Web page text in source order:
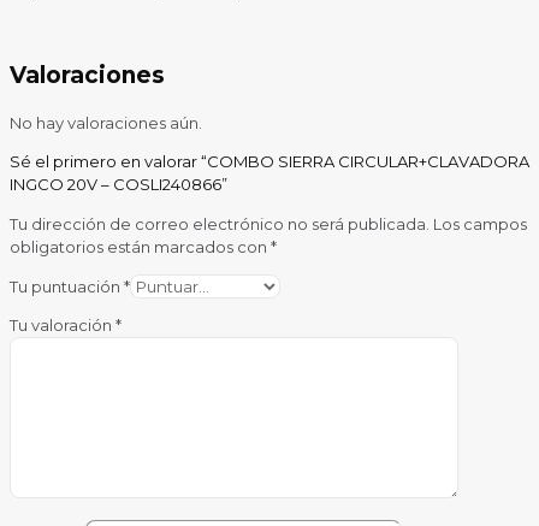
Valoraciones
No hay valoraciones aún.
Sé el primero en valorar “COMBO SIERRA CIRCULAR+CLAVADORA
INGCO 20V – COSLI240866”
Tu dirección de correo electrónico no será publicada. Los campos
obligatorios están marcados con *
Tu puntuación *
Tu valoración *